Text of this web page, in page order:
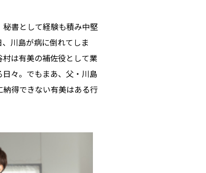
書として経験も積み中堅
川島が病に倒れてしま
は有美の補佐役として業
々。でもまあ、父・川島
得できない有美はある行